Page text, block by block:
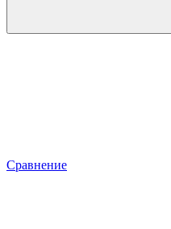
Сравнение